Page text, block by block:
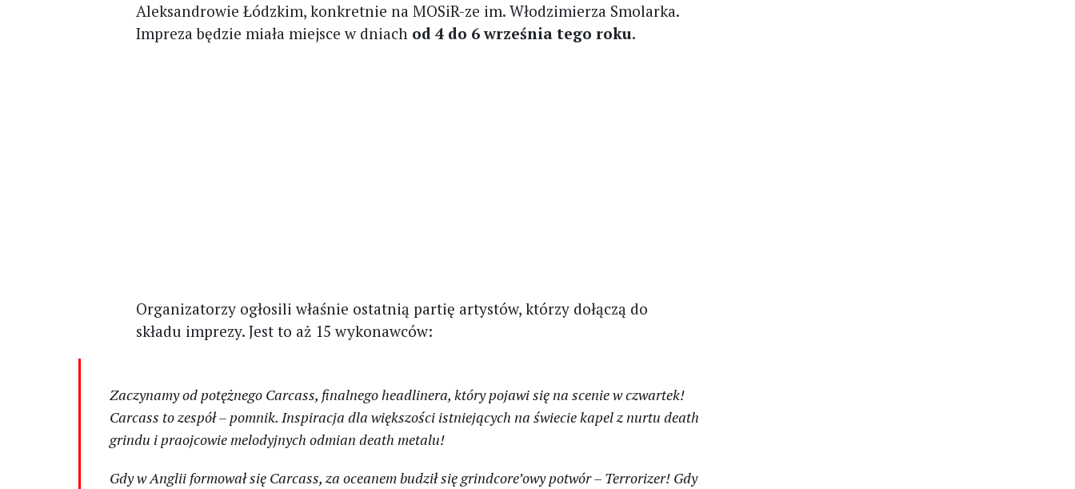
Aleksandrowie Łódzkim, konkretnie na MOSiR-ze im. Włodzimierza Smolarka.
Impreza będzie miała miejsce w dniach od 4 do 6 września tego roku.
Organizatorzy ogłosili właśnie ostatnią partię artystów, którzy dołączą do
składu imprezy. Jest to aż 15 wykonawców:
Zaczynamy od potężnego Carcass, finalnego headlinera, który pojawi się na scenie w czwartek!
Carcass to zespół – pomnik. Inspiracja dla większości istniejących na świecie kapel z nurtu death
grindu i praojcowie melodyjnych odmian death metalu!
Gdy w Anglii formował się Carcass, za oceanem budził się grindcore’owy potwór – Terrorizer! Gdy